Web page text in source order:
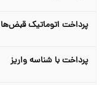
پرداخت اتوماتیک قبض‌ها
پرداخت با شناسه واریز